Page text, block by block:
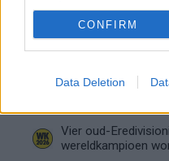
CONFIRM
Data Deletion
Wanneer is de
League? PSV en
tegenstanders
uitgeschakeld na
Vier oud-
wereldkampioen